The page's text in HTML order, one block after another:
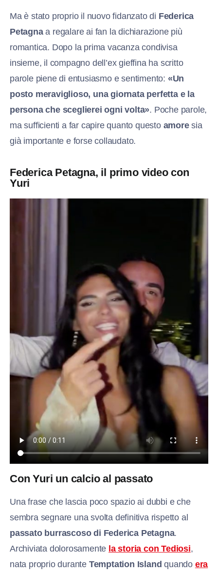
Ma è stato proprio il nuovo fidanzato di Federica
Petagnaa regalare ai fan la dichiarazione più
romantica. Dopo la prima vacanza condivisa
insieme, il compagno dell’ex gieffina ha scritto
parole piene di entusiasmo e sentimento: «Un
posto meraviglioso, una giornata perfetta e la
persona che sceglierei ogni volta». Poche parole,
ma sufficienti a far capire quanto questo amoresia
già importante e forse collaudato.
Federica Petagna, il primo video con
Yuri
Con Yuri un calcio al passato
Una frase che lascia poco spazio ai dubbi e che
sembra segnare una svolta definitiva rispetto al
passato burrascoso di Federica Petagna.
Archiviata dolorosamente la storia con Tediosi,
nata proprio durante Temptation Island quando era